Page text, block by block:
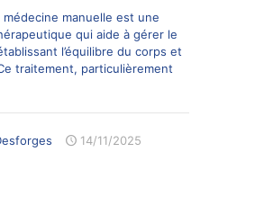
médecine manuelle est une
qui aide à gérer le
l’équilibre du corps et
traitement, particulièrement
14/11/2025